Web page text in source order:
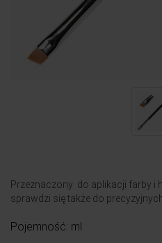
Przeznaczony do aplikacji farby i
sprawdzi się także do
Pojemność: ml